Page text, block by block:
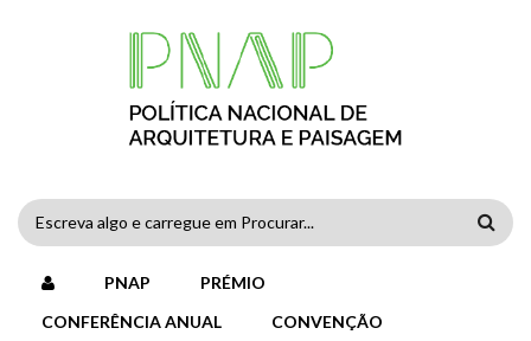
FORMULÁRIO
DE
PESQUISA
PNAP
PRÉMIO
CONFERÊNCIA ANUAL
CONVENÇÃO